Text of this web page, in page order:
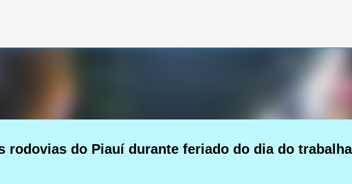
rodovias do Piauí durante feriado do dia do